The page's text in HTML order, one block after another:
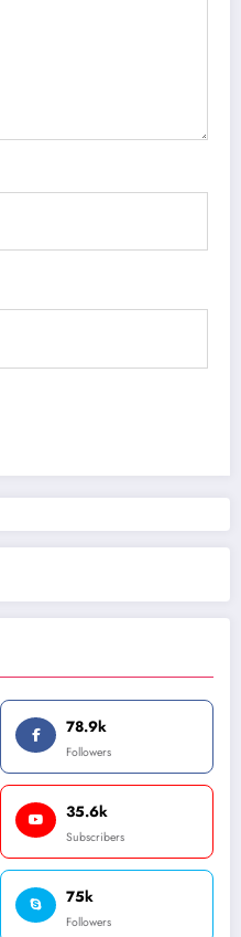
78.9k
Followers
35.6k
Subscribers
75k
Followers